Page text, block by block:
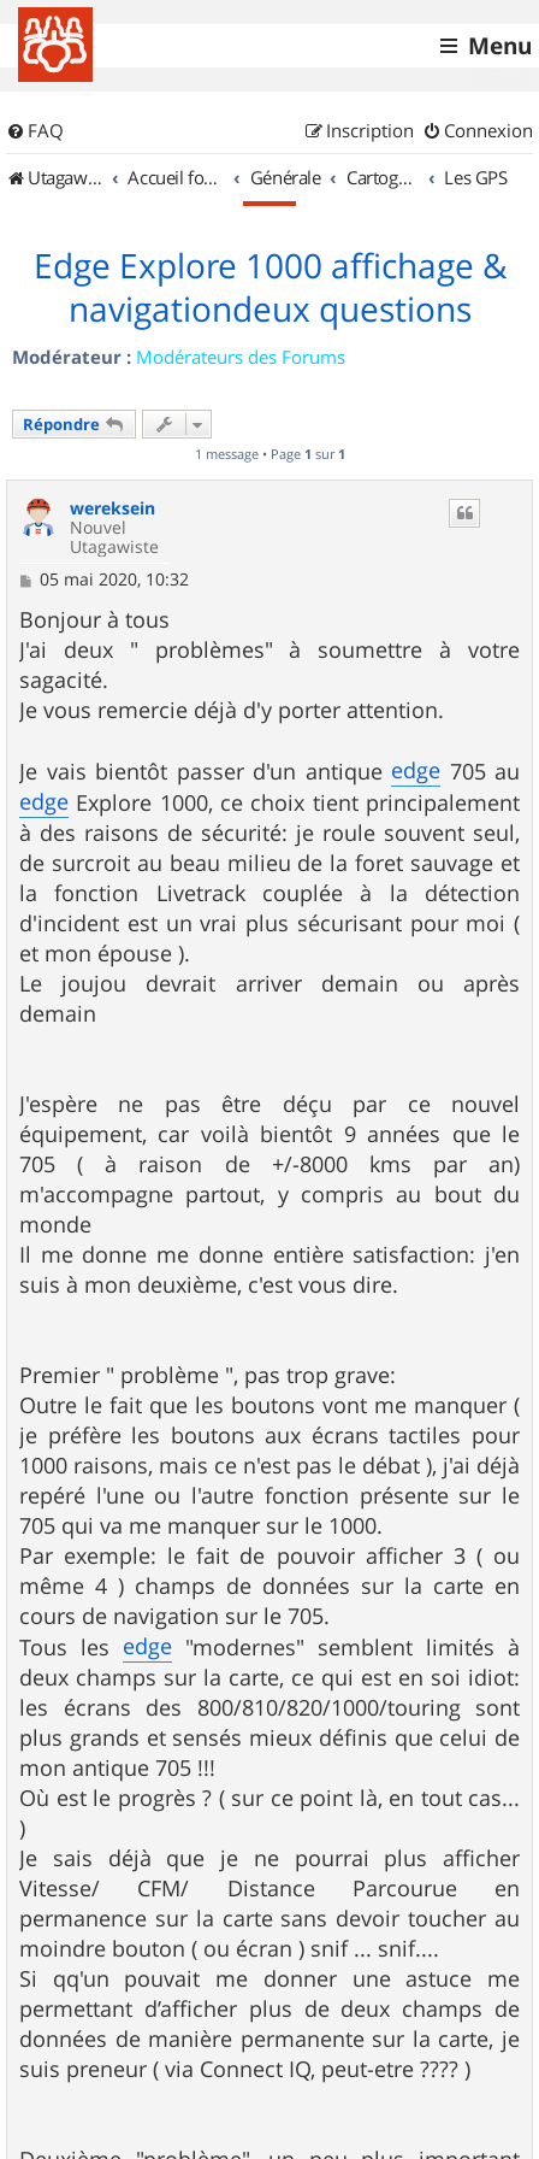
Menu
FAQ Connexion
Inscription
UtagawaVTT (Randos VTT et VTTAE avec traces GPS)
Accueil forum Générale Cartographie et GPS Les GPS
Edge Explore 1000 affichage &
navigationdeux questions
Modérateur : Modérateurs des Forums
Répondre
1 message • Page 1 sur 1
wereksein
Nouvel
Utagawiste
M
s
s
a
g
e
05 mai 2020, 10:32
Bonjour à tous
J'ai deux " problèmes" à soumettre à votre
sagacité.
Je vous remercie déjà d'y porter attention.
Je vais bientôt passer d'un antique edge 705 au
edge Explore 1000, ce choix tient principalement
à des raisons de sécurité: je roule souvent seul,
de surcroit au beau milieu de la foret sauvage et
la fonction Livetrack couplée à la détection
d'incident est un vrai plus sécurisant pour moi (
et mon épouse ).
Le joujou devrait arriver demain ou après
demain
J'espère ne pas être déçu par ce nouvel
équipement, car voilà bientôt 9 années que le
705 ( à raison de +/-8000 kms par an)
m'accompagne partout, y compris au bout du
monde
Il me donne me donne entière satisfaction: j'en
suis à mon deuxième, c'est vous dire.
Premier " problème ", pas trop grave:
Outre le fait que les boutons vont me manquer (
je préfère les boutons aux écrans tactiles pour
1000 raisons, mais ce n'est pas le débat ), j'ai déjà
repéré l'une ou l'autre fonction présente sur le
705 qui va me manquer sur le 1000.
Par exemple: le fait de pouvoir afficher 3 ( ou
même 4 ) champs de données sur la carte en
cours de navigation sur le 705.
Tous les edge "modernes" semblent limités à
deux champs sur la carte, ce qui est en soi idiot:
les écrans des 800/810/820/1000/touring sont
plus grands et sensés mieux définis que celui de
mon antique 705 !!!
Où est le progrès ? ( sur ce point là, en tout cas...
)
Je sais déjà que je ne pourrai plus afficher
Vitesse/ CFM/ Distance Parcourue en
permanence sur la carte sans devoir toucher au
moindre bouton ( ou écran ) snif ... snif....
Si qq'un pouvait me donner une astuce me
permettant d’afficher plus de deux champs de
données de manière permanente sur la carte, je
suis preneur ( via Connect IQ, peut-etre ???? )